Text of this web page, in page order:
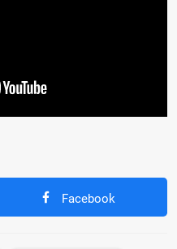
Facebook